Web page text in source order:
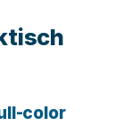
color